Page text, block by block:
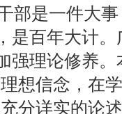
部是一件大
是百年大计
强理论修养
想信念，在
分详实的论